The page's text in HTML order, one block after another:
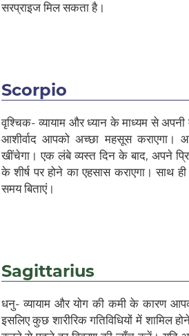
सरप्राइज मिल सकता है।
Scorpio
वृश्चिक- व्यायाम और ध्यान के माध्यम से अपनी
आशीर्वाद आपको अच्छा महसूस कराएगा।
खींचेगा। एक लंबे व्यस्त दिन के बाद, अपने
के शीर्ष पर होने का एहसास कराएगा।
समय बिताएं।
Sagittarius
धनु- व्यायाम और योग की कमी के कारण
इसलिए कुछ शारीरिक गतिविधियों में शामिल